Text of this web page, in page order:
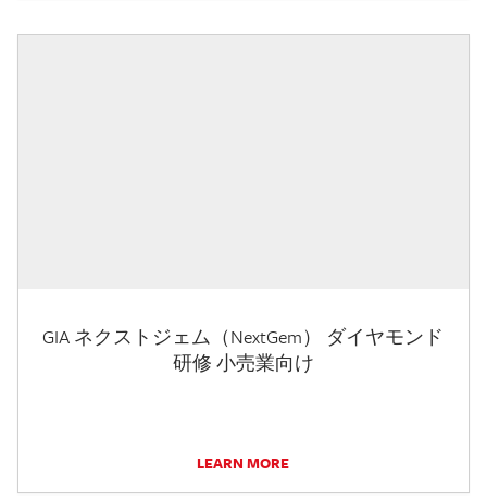
GIA ネクストジェム（NextGem） ダイヤモンド
研修 小売業向け
LEARN MORE